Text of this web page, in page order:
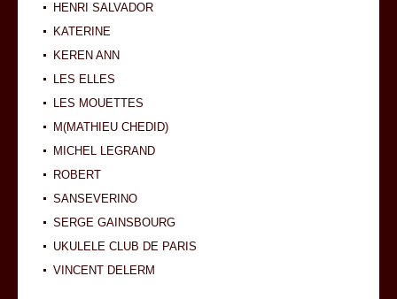
HENRI SALVADOR
KATERINE
KEREN ANN
LES ELLES
LES MOUETTES
M(MATHIEU CHEDID)
MICHEL LEGRAND
ROBERT
SANSEVERINO
SERGE GAINSBOURG
UKULELE CLUB DE PARIS
VINCENT DELERM